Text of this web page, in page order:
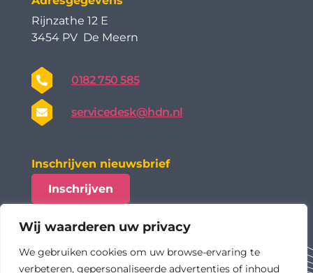
Wij waarderen uw privacy
We gebruiken cookies om uw browse-ervaring te
verbeteren, gepersonaliseerde advertenties of inhoud
Rijnzathe 12 E
3454 PV De Meern
0182 750 585
servicedesk@hdn.nl
Inschrijven nieuwsbrief
Inschrijven